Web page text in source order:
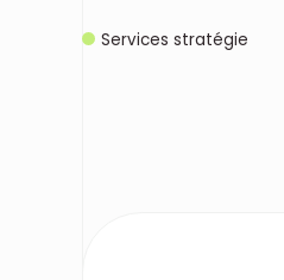
Services stratégie